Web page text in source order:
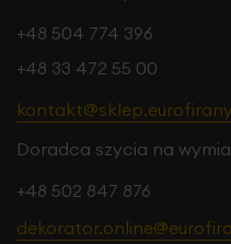
+48 504 774 396
+48 33 472 55 00
Doradca szycia na
+48 502 847 876